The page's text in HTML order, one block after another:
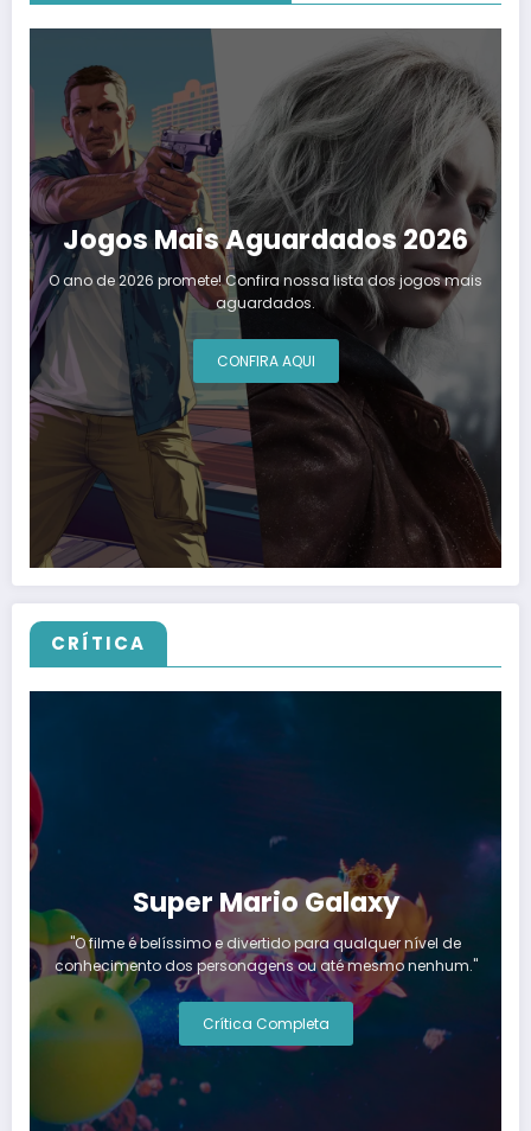
Jogos Mais Aguardados 2026
O ano de 2026 promete! Confira nossa lista dos jogos mais
aguardados.
CONFIRA AQUI
CRÍTICA
Super Mario Galaxy
"O filme é belíssimo e divertido para qualquer nível de
conhecimento dos personagens ou até mesmo nenhum."
Crítica Completa